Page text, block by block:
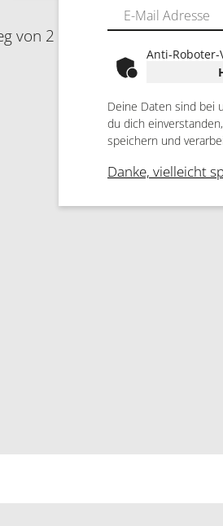
von 2 mm.
Anti-
Deine Daten sind bei
du dich
speichern und
Danke, vielleicht